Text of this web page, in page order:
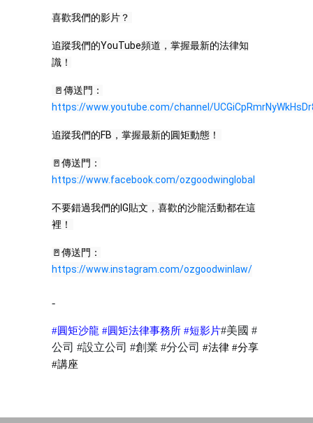
喜歡我們的影片？
追蹤我們的YouTube頻道，掌握最新的法律知
識！
🚪傳送門：
https://www.youtube.com/channel/
追蹤我們的FB，掌握最新的圓矩動態！
🚪傳送門：
https://www.facebook.com/ozgoodwinglobal
不要錯過我們的IG貼文，喜歡的沙龍活動都在這
裡！
🚪傳送門：
https://www.instagram.com/ozgoodwinlaw/
-
#圓矩沙龍 #圓矩法律事務所 #短影片#美國 #
公司 #設立公司 #創業 #分公司 #法律 #分享
#講座